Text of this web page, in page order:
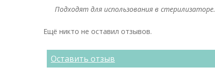
Подходят для использования в стерилизаторе.
Ещё никто не оставил отзывов.
Оставить отзыв